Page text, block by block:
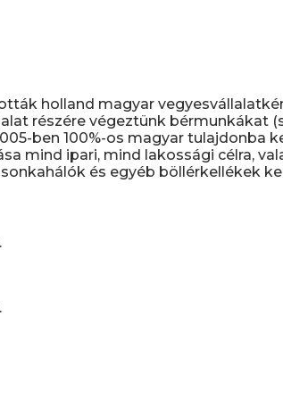
holland magyar
részére végeztünk bérmunkákat
ben 100%-os magyar tulajdonba
mind ipari, mind lakossági célra,
és egyéb böllérkellékek